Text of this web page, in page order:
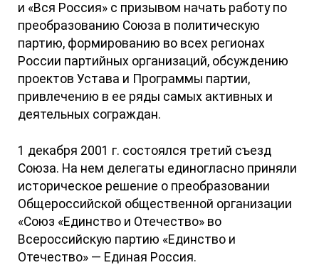
и «Вся Россия» с призывом начать работу по
преобразованию Союза в политическую
партию, формированию во всех регионах
России партийных организаций, обсуждению
проектов Устава и Программы партии,
привлечению в ее ряды самых активных и
деятельных сограждан.
1 декабря 2001 г. состоялся третий съезд
Союза. На нем делегаты единогласно приняли
историческое решение о преобразовании
Общероссийской общественной организации
«Союз «Единство и Отечество» во
Всероссийскую партию «Единство и
Отечество» — Единая Россия.